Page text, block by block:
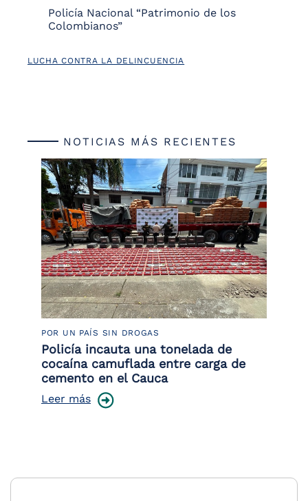
Policía Nacional “Patrimonio de los
Colombianos”
LUCHA CONTRA LA DELINCUENCIA
NOTICIAS MÁS RECIENTES
POR UN PAÍS SIN DROGAS
Policía incauta una tonelada de
cocaína camuflada entre carga de
cemento en el Cauca
Leer más